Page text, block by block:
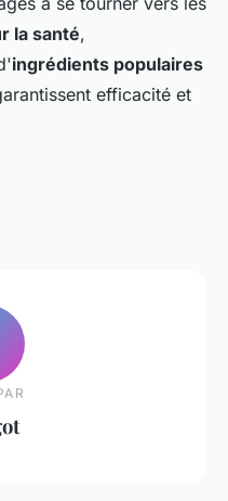
la santé,
ingrédients populaires
efficacité et